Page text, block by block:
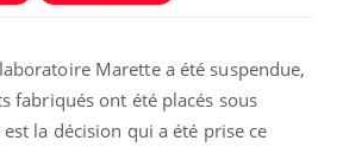
Marette a été suspendue,
fabriqués ont été placés sous
la décision qui a été prise ce